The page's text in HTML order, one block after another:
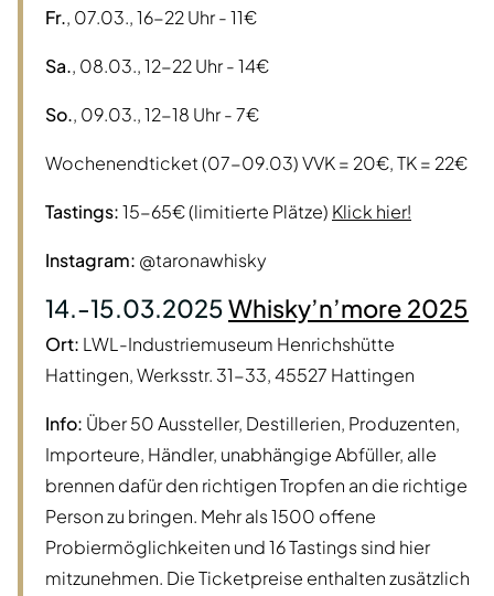
Fr., 07.03., 16-22 Uhr - 11€
Sa., 08.03., 12-22 Uhr - 14€
So., 09.03., 12-18 Uhr - 7€
Wochenendticket (07-09.03) VVK = 20€, TK = 22€
Tastings:15-65€ (limitierte Plätze) Klick hier!
Instagram: @taronawhisky
14.-15.03.2025Whisky’n’more 2025
Ort: LWL-Industriemuseum Henrichshütte
Hattingen, Werksstr. 31-33, 45527 Hattingen
Info: Über 50 Aussteller, Destillerien, Produzenten,
Importeure, Händler, unabhängige Abfüller, alle
brennen dafür den richtigen Tropfen an die richtige
Person zu bringen. Mehr als 1500 offene
Probiermöglichkeiten und 16 Tastings sind hier
mitzunehmen. Die Ticketpreise enthalten zusätzlich